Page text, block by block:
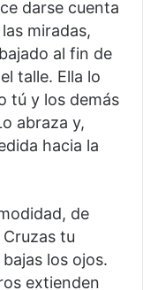
darse cuenta
miradas,
al fin de
talle. Ella lo
tú y los demás
abraza y,
hacia la
de
tu
los ojos.
extienden